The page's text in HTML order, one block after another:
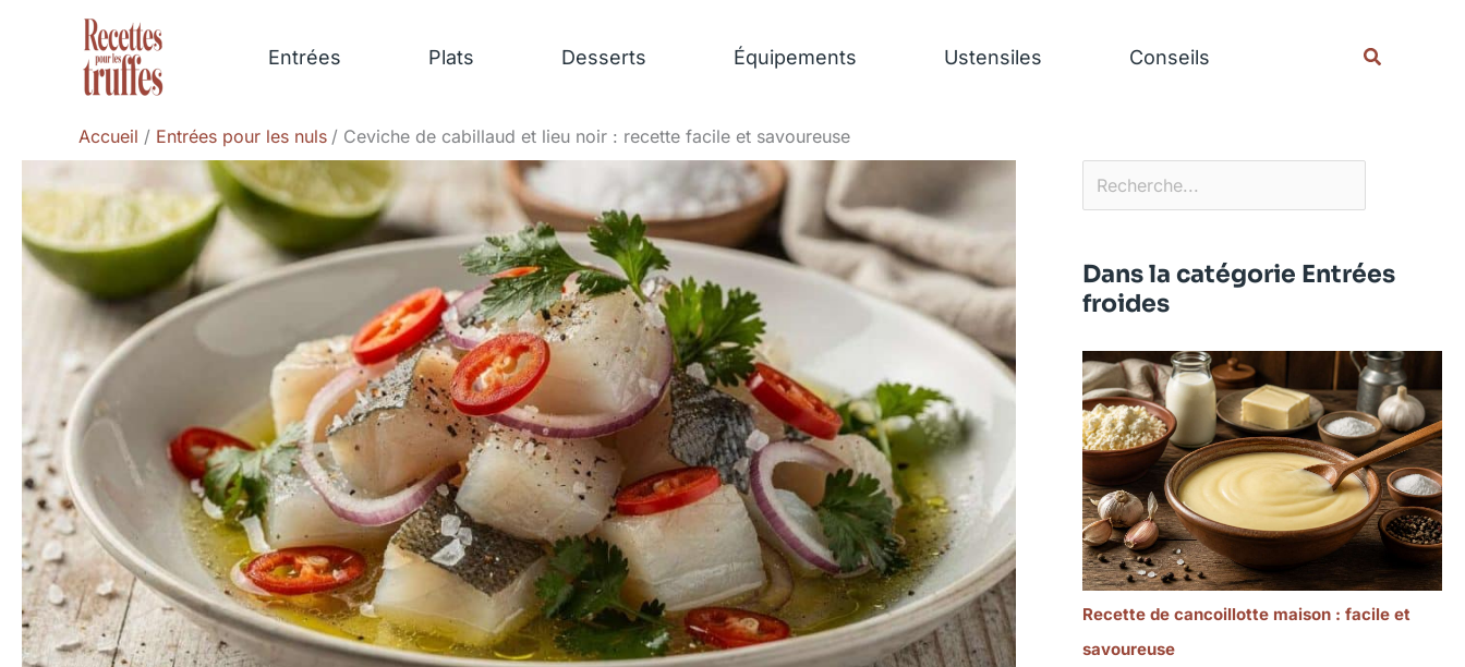
Entrées Plats Desserts Équipements Ustensiles Conseils
Accueil Entrées pour les nuls Ceviche de cabillaud et lieu noir : recette facile et savoureuse
Dans la catégorie Entrées
froides
Recette de cancoillotte maison : facile et
savoureuse